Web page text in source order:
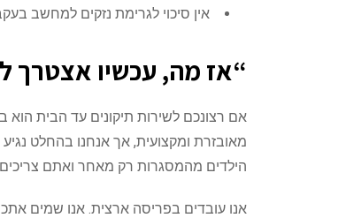
אין סיכוי לגרימת נזקים למחשב
“אז מה, עכשיו אצטרך
אם רצונכם לשירות תיקונים עד הבית
מאובזרת ומקצועית, אך אנחנו בהחלט
הילדים מהמסגרות רק מאחר ואתם
אנו עובדים בפריסה ארצית. אנו שמים